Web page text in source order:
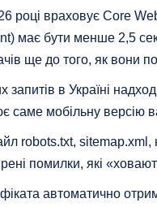
році враховує Core
має бути менше 2,5
ще до того, як вони
в Україні
саме мобільну версію
robots.txt, sitemap.xml,
помилки, які
автоматично